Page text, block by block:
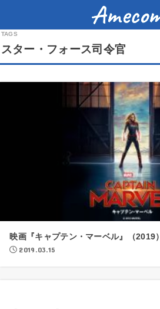
スター・フォース司令官
映画『キャプテン・マーベル』（2019）
2019.03.15